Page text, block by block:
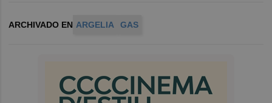
ARCHIVADO EN ARGELIA GAS